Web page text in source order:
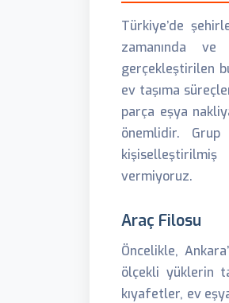
Türkiye’de
zamanında ve
gerçekleştirilen
ev taşıma
parça eşya
önemlidir.
vermiyoruz.
Araç Filosu
Öncelikle,
ölçekli yüklerin
kıyafetler, ev